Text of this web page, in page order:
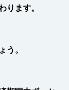
ります。
う。